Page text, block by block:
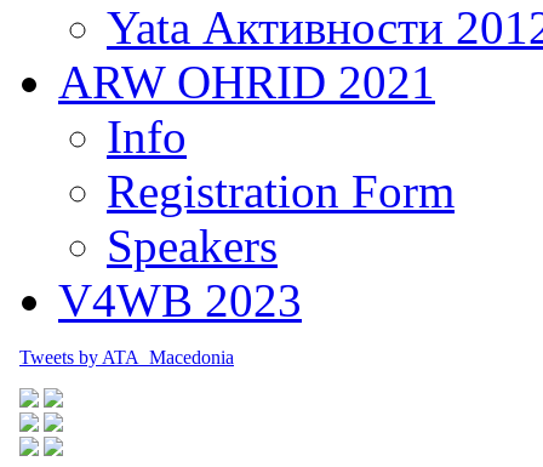
Yata Активности
ARW OHRID 2021
Info
Registration Form
Speakers
V4WB 2023
Tweets by ATA_Macedonia